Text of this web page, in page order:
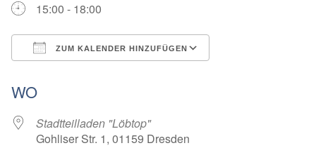
15:00 - 18:00
ZUM KALENDER HINZUFÜGEN
WO
Stadtteilladen "Löbtop"
Gohliser Str. 1, 01159 Dresden